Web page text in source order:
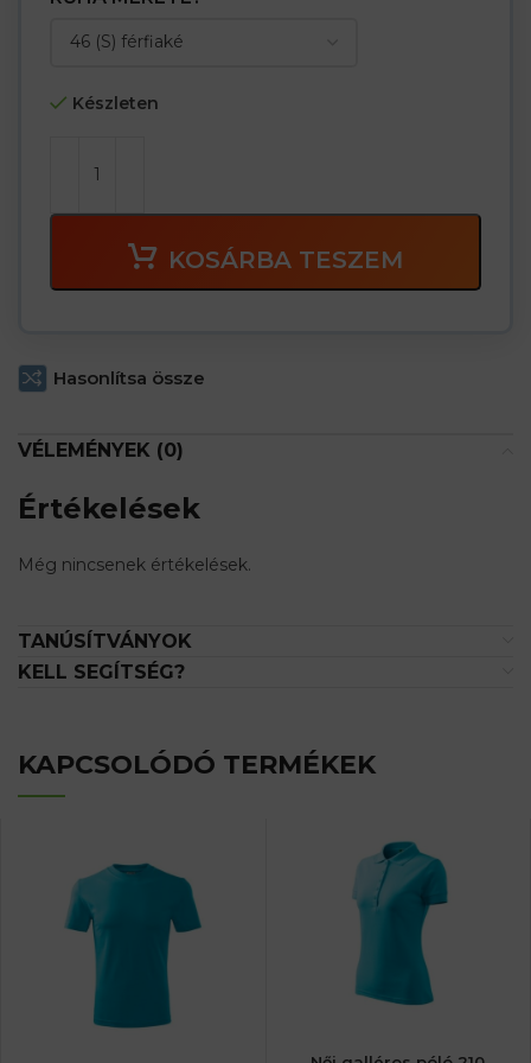
Készleten
KOSÁRBA TESZEM
Hasonlítsa össze
VÉLEMÉNYEK (0)
Értékelések
Még nincsenek értékelések.
TANÚSÍTVÁNYOK
KELL SEGÍTSÉG?
KAPCSOLÓDÓ TERMÉKEK